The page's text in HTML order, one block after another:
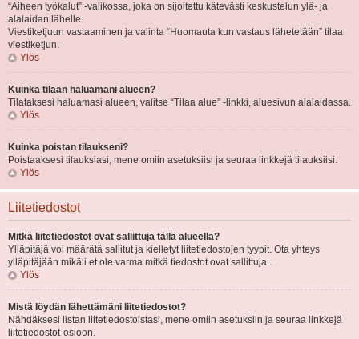
“Aiheen työkalut” -valikossa, joka on sijoitettu kätevästi keskustelun ylä- ja
alalaidan lähelle.
Viestiketjuun vastaaminen ja valinta “Huomauta kun vastaus lähetetään” tilaa
viestiketjun.
Ylös
Kuinka tilaan haluamani alueen?
Tilataksesi haluamasi alueen, valitse “Tilaa alue” -linkki, aluesivun alalaidassa.
Ylös
Kuinka poistan tilaukseni?
Poistaaksesi tilauksiasi, mene omiin asetuksiisi ja seuraa linkkejä tilauksiisi.
Ylös
Liitetiedostot
Mitkä liitetiedostot ovat sallittuja tällä alueella?
Ylläpitäjä voi määrätä sallitut ja kielletyt liitetiedostojen tyypit. Ota yhteys
ylläpitäjään mikäli et ole varma mitkä tiedostot ovat sallittuja..
Ylös
Mistä löydän lähettämäni liitetiedostot?
Nähdäksesi listan liitetiedostoistasi, mene omiin asetuksiin ja seuraa linkkejä
liitetiedostot-osioon.